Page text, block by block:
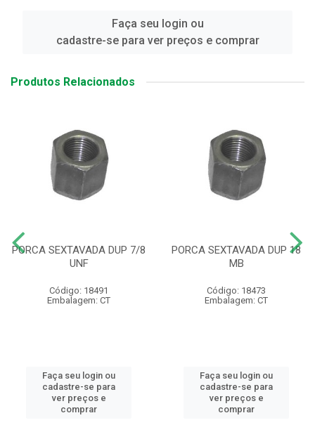
Faça seu login ou
cadastre-se para ver preços e comprar
Produtos Relacionados
PORCA SEXTAVADA DUP 7/8
UNF
Código: 18491
Embalagem: CT
Faça seu login ou
cadastre-se para
ver preços e
comprar
PORCA SEXTAVADA DUP 18
MB
Código: 18473
Embalagem: CT
Faça seu login ou
cadastre-se para
ver preços e
comprar